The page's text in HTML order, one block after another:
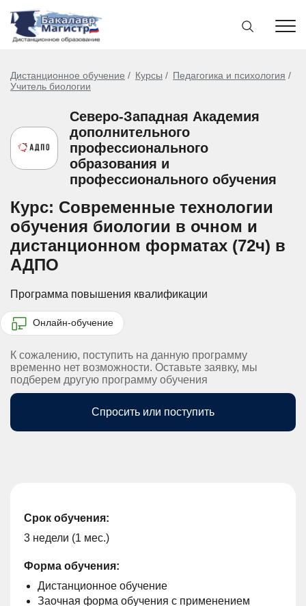
Дистанционное обучение Курсы
Педагогика и психология
Учитель биологии
Северо-Западная Академия
дополнительного
профессионального
образования и
профессионального обучения
Курс: Современные технологии
обучения биологии в очном и
дистанционном форматах (72ч) в
АДПО
Программа повышения квалификации
Онлайн-обучение
К сожалению, поступить на данную программу
временно нет возможности. Оставьте заявку, мы
подберем другую программу обучения
Спросить или поступить
Срок обучения:
3 недели (1 мес.)
Форма обучения:
Дистанционное обучение
Заочная форма обучения с применением